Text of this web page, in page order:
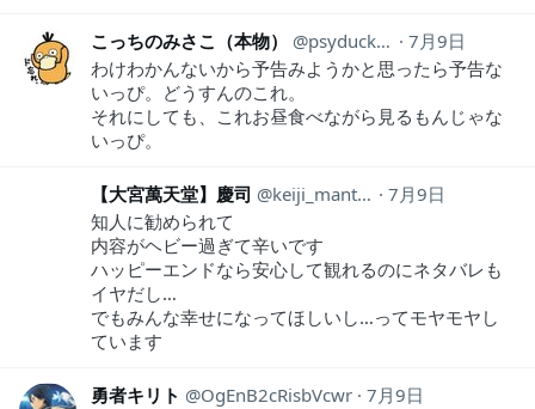
こっちのみさこ（本物） psyduck2koduck
7月9日
わけわかんないから予告みようかと思ったら予告な
いっぴ。どうすんのこれ。
それにしても、これお昼食べながら見るもんじゃな
いっぴ。
【大宮萬天堂】慶司 keiji_manten
7月9日
知人に勧められて
内容がヘビー過ぎて辛いです
ハッピーエンドなら安心して観れるのにネタバレも
イヤだし…
でもみんな幸せになってほしいし…ってモヤモヤし
ています
勇者キリト OgEnB2cRisbVcwr 7月9日